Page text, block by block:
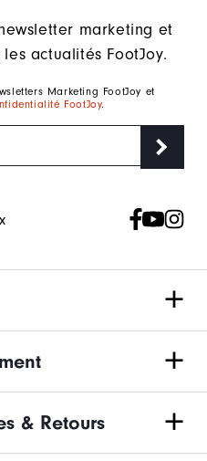
marketing et
actualités FootJoy.
Marketing FootJoy et
FootJoy.
& Retours